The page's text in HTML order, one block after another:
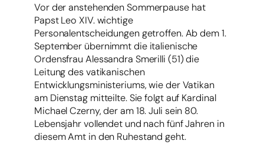
Vor der anstehenden Sommerpause hat
Papst Leo XIV. wichtige
Personalentscheidungen getroffen. Ab dem 1.
September übernimmt die italienische
Ordensfrau Alessandra Smerilli (51) die
Leitung des vatikanischen
Entwicklungsministeriums, wie der Vatikan
am Dienstag mitteilte. Sie folgt auf Kardinal
Michael Czerny, der am 18. Juli sein 80.
Lebensjahr vollendet und nach fünf Jahren in
diesem Amt in den Ruhestand geht.